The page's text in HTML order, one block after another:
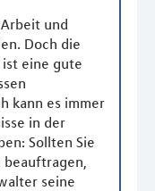
und
Doch die
eine gute
kann es immer
in der
Sollten Sie
beauftragen,
seine